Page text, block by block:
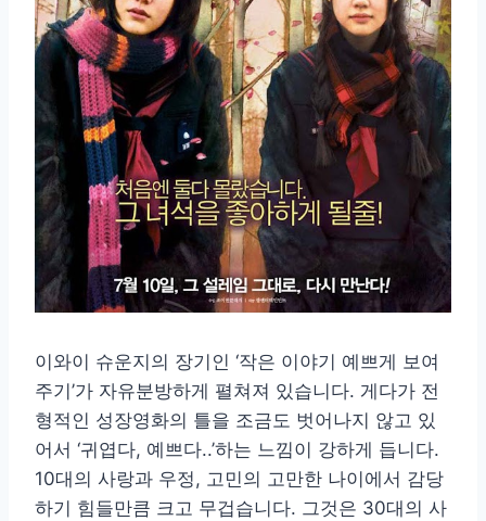
이와이 슈운지의 장기인 ‘작은 이야기 예쁘게 보여
주기’가 자유분방하게 펼쳐져 있습니다. 게다가 전
형적인 성장영화의 틀을 조금도 벗어나지 않고 있
어서 ‘귀엽다, 예쁘다..’하는 느낌이 강하게 듭니다.
10대의 사랑과 우정, 고민의 고만한 나이에서 감당
하기 힘들만큼 크고 무겁습니다. 그것은 30대의 사